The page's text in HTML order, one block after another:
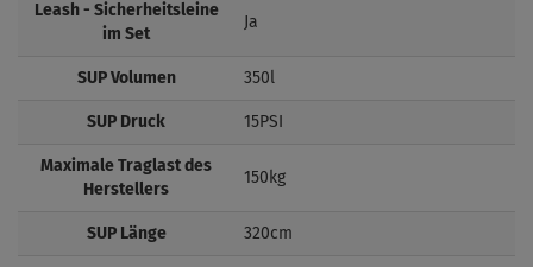
Leash - Sicherheitsleine
im Set
Ja
SUP Volumen 350l
SUP Druck 15PSI
Maximale Traglast des
Herstellers
150kg
SUP Länge 320cm